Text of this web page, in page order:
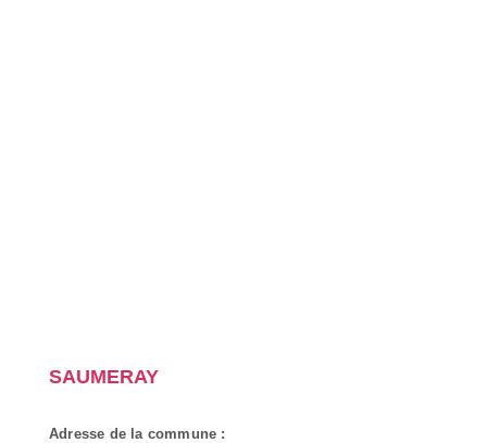
SAUMERAY
Adresse de la commune :